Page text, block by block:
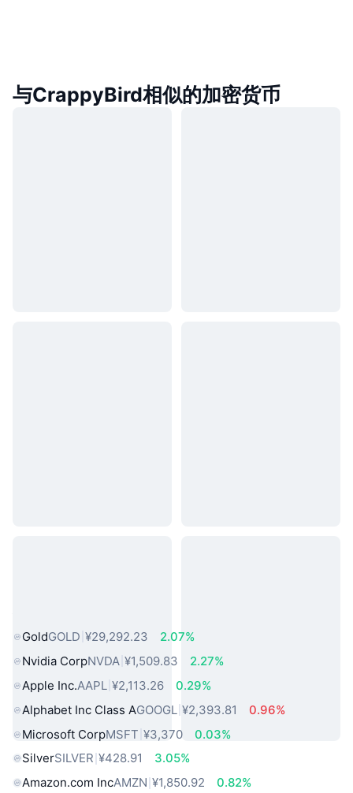
与CrappyBird相似的加密货币
GoldGOLD ¥29,292.23
2.07%
Nvidia CorpNVDA ¥1,509.83
2.27%
Apple Inc.AAPL ¥2,113.26
0.29%
Alphabet Inc Class AGOOGL ¥2,393.81
0.96%
Microsoft CorpMSFT ¥3,370
0.03%
SilverSILVER ¥428.91
3.05%
Amazon.com IncAMZN ¥1,850.92
0.82%